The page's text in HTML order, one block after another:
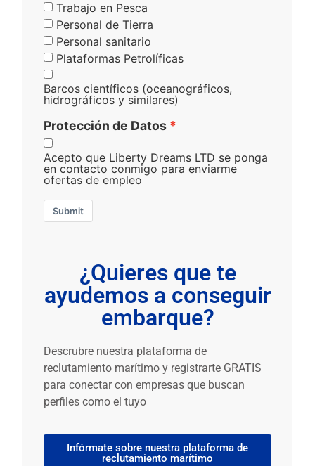
Trabajo en Pesca
Personal de Tierra
Personal sanitario
Plataformas Petrolíficas
Barcos científicos (oceanográficos,
hidrográficos y similares)
Protección de Datos
Acepto que Liberty Dreams LTD se ponga
en contacto conmigo para enviarme
ofertas de empleo
Submit
¿Quieres que te
ayudemos a conseguir
embarque?
Descrubre nuestra plataforma de
reclutamiento marítimo y registrarte GRATIS
para conectar con empresas que buscan
perfiles como el tuyo
Infórmate sobre nuestra plataforma de
reclutamiento marítimo